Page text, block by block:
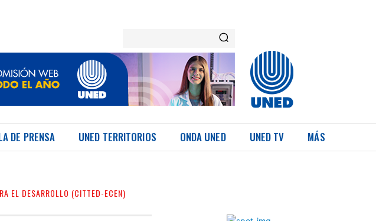
DE PRENSA UNED TERRITORIOS ONDA UNED UNED TV MÁS
EL DESARROLLO (CITTED-ECEN)